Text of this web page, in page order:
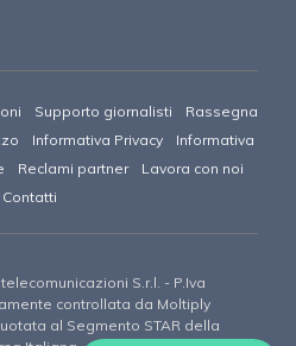
Supporto giornalisti
Rassegna
Informativa Privacy
Informativa
Reclami partner
Lavora con noi
Contatti
S.r.l. - P.Iva
controllata da Moltiply
al Segmento STAR della